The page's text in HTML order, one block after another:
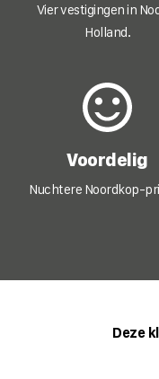
Vier vestigingen in
Holland.
Voordelig
Nuchtere Noordkop-
Deze